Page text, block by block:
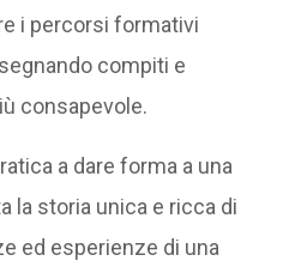
i percorsi formativi
compiti e
consapevole.
a dare forma a una
la storia unica e ricca di
ed esperienze di una